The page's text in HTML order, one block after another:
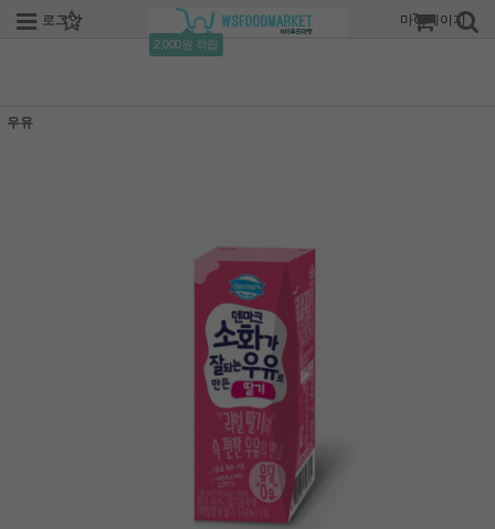
로그인 회원가입
2,000원 적립
주문조회 마이페이지
우유